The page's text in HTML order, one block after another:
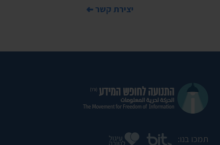
יצירת קשר
תמכו בנו: